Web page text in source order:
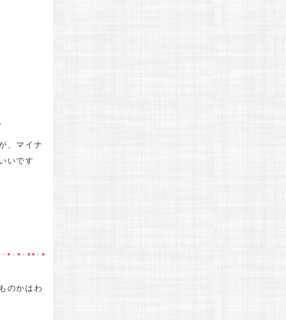
、マイナ
いです
のかはわ